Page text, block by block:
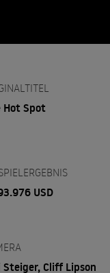
Hot Spot
USD
Steiger, Cliff Lipson